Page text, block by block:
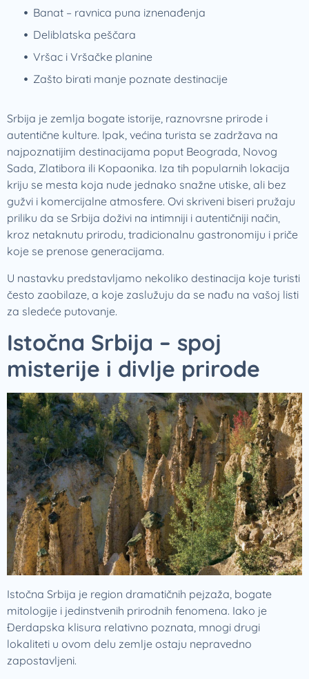
Banat – ravnica puna iznenađenja
Deliblatska peščara
Vršac i Vršačke planine
Zašto birati manje poznate destinacije
Srbija je zemlja bogate istorije, raznovrsne prirode i
autentične kulture. Ipak, većina turista se zadržava na
najpoznatijim destinacijama poput Beograda, Novog
Sada, Zlatibora ili Kopaonika. Iza tih popularnih lokacija
kriju se mesta koja nude jednako snažne utiske, ali bez
gužvi i komercijalne atmosfere. Ovi skriveni biseri pružaju
priliku da se Srbija doživi na intimniji i autentičniji način,
kroz netaknutu prirodu, tradicionalnu gastronomiju i priče
koje se prenose generacijama.
U nastavku predstavljamo nekoliko destinacija koje turisti
često zaobilaze, a koje zaslužuju da se nađu na vašoj listi
za sledeće putovanje.
Istočna Srbija – spoj
misterije i divlje prirode
Istočna Srbija je region dramatičnih pejzaža, bogate
mitologije i jedinstvenih prirodnih fenomena. Iako je
Đerdapska klisura relativno poznata, mnogi drugi
lokaliteti u ovom delu zemlje ostaju nepravedno
zapostavljeni.